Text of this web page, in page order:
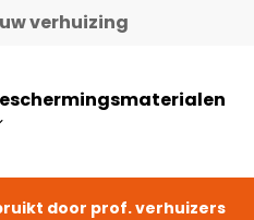
verhuizing
door prof. verhuizers